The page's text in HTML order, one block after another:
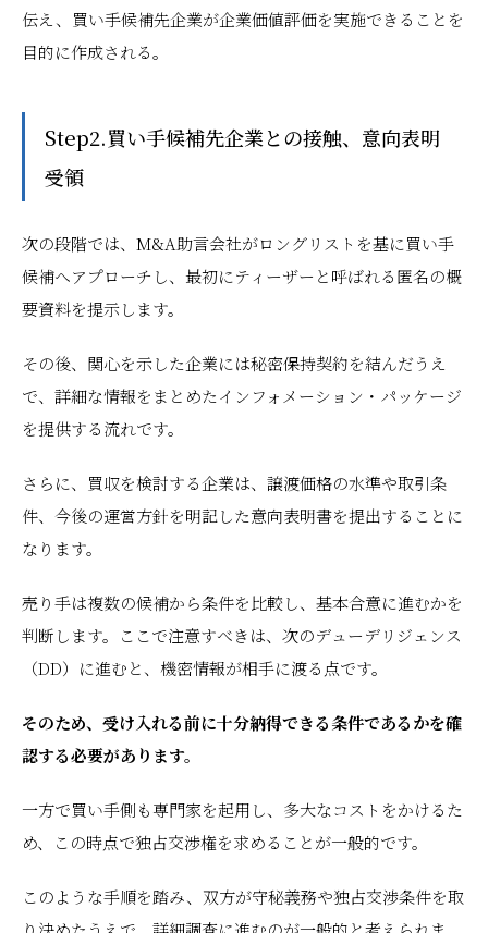
伝え、買い手候補先企業が企業価値評価を実施できることを
目的に作成される。
Step2.買い手候補先企業との接触、意向表明
受領
次の段階では、M&A助言会社がロングリストを基に買い手
候補へアプローチし、最初にティーザーと呼ばれる匿名の概
要資料を提示します。
その後、関心を示した企業には秘密保持契約を結んだうえ
で、詳細な情報をまとめたインフォメーション・パッケージ
を提供する流れです。
さらに、買収を検討する企業は、譲渡価格の水準や取引条
件、今後の運営方針を明記した意向表明書を提出することに
なります。
売り手は複数の候補から条件を比較し、基本合意に進むかを
判断します。ここで注意すべきは、次のデューデリジェンス
（DD）に進むと、機密情報が相手に渡る点です。
そのため、受け入れる前に十分納得できる条件であるかを確
認する必要があります。
一方で買い手側も専門家を起用し、多大なコストをかけるた
め、この時点で独占交渉権を求めることが一般的です。
このような手順を踏み、双方が守秘義務や独占交渉条件を取